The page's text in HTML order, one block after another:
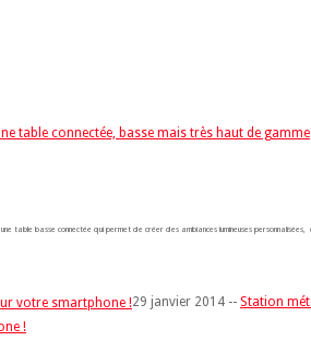
table connectée, basse mais très haut de gamme
basse connectée qui permet de créer des ambiances lumineuses personnalisées,
29 janvier 2014 -- Station
!